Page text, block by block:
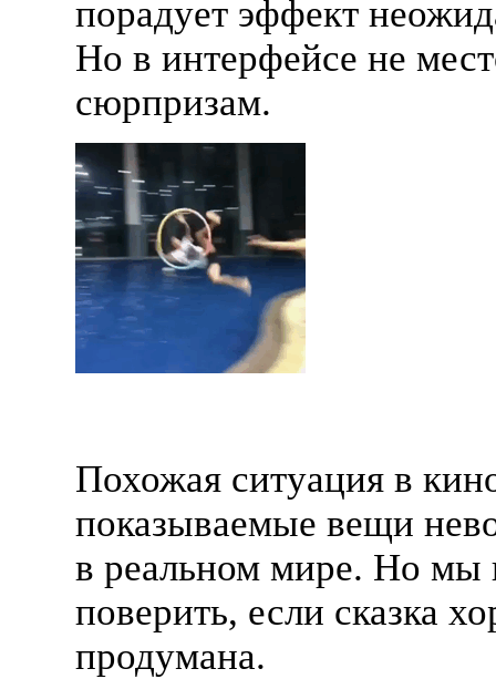
порадует эффект
Но в интерфейсе не
сюрпризам.
Похожая ситуация в
показываемые вещи
в реальном мире. Но мы
поверить, если сказка
продумана.